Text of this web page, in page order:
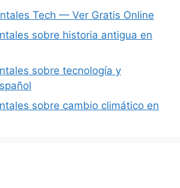
Tech — Ver Gratis Online
sobre historia antigua en
sobre tecnología y
sobre cambio climático en